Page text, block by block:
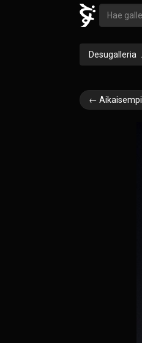
Desugalleria
← Aikaisempi